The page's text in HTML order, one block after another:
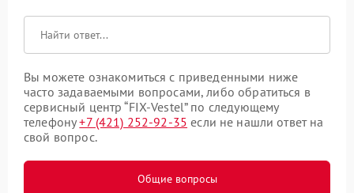
Вы можете ознакомиться с приведенными ниже
часто задаваемыми вопросами, либо обратиться в
сервисный центр “FIX-Vestel” по следующему
телефону+7 (421) 252-92-35 если не нашли ответ на
свой вопрос.
Общие вопросы